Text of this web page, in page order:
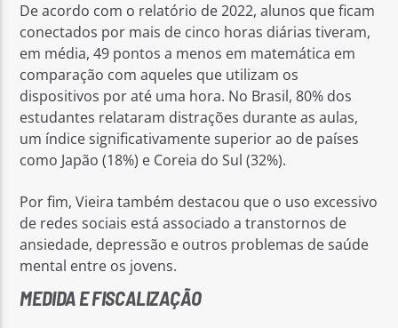
De acordo com o relatório de 2022, alunos que ficam
conectados por mais de cinco horas diárias tiveram,
em média, 49 pontos a menos em matemática em
comparação com aqueles que utilizam os
dispositivos por até uma hora. No Brasil, 80% dos
estudantes relataram distrações durante as aulas,
um índice significativamente superior ao de países
como Japão (18%) e Coreia do Sul (32%).
Por fim, Vieira também destacou que o uso excessivo
de redes sociais está associado a transtornos de
ansiedade, depressão e outros problemas de saúde
mental entre os jovens.
MEDIDA E FISCALIZAÇÃO